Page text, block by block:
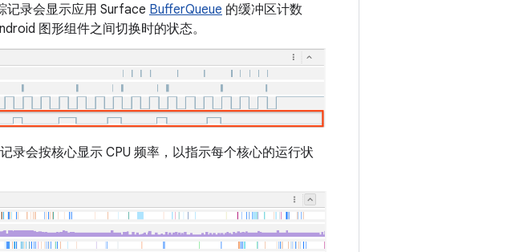
记录会显示应用 Surface BufferQueue 的缓冲区计数
图形组件之间切换时的状态。
录会按核心显示 CPU 频率，以指示每个核心的运行状